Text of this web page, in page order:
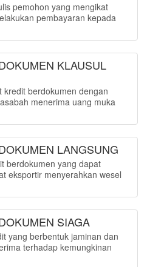
pemohon yang mengikat
pembayaran kepada
KLAUSUL
berdokumen dengan
menerima uang muka
LANGSUNG
berdokumen yang dapat
eksportir menyerahkan wesel
SIAGA
yang berbentuk jaminan dan
terhadap kemungkinan